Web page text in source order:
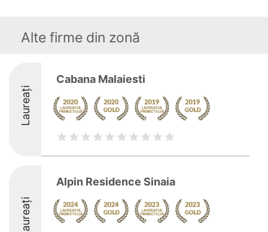
Alte firme din zonă
Laureați
Cabana Malaiesti
Laureați
Alpin Residence Sinaia